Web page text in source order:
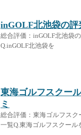
inGOLF北池袋の評
総合評価：inGOLF北池袋
Q.inGOLF北池袋を
東海ゴルフスクー
ミ
総合評価：東海ゴルフスク
一覧Q.東海ゴルフスクール